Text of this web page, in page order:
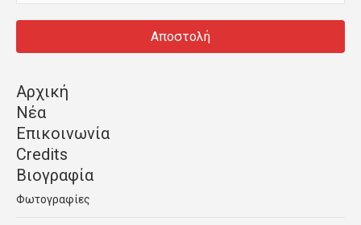
Αρχική
Νέα
Επικοινωνία
Credits
Βιογραφία
Φωτογραφίες